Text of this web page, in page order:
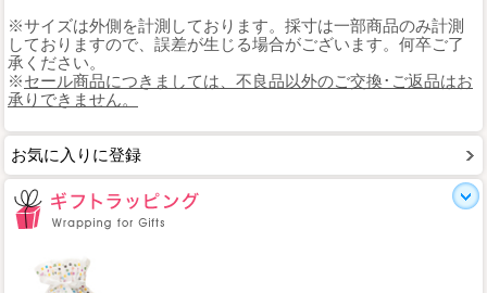
※サイズは外側を計測しております。採寸は一部商品のみ計測
しておりますので、誤差が生じる場合がございます。何卒ご了
承ください。
※セール商品につきましては、不良品以外のご交換･ご返品はお
承りできません。
お気に入りに登録